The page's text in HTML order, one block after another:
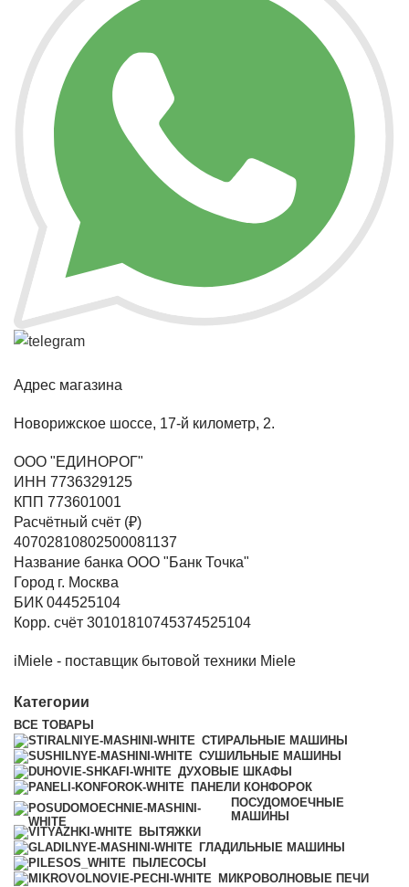
Адрес магазина
Новорижское шоссе, 17-й километр, 2.
ООО "ЕДИНОРОГ"
ИНН 7736329125
КПП 773601001
Расчётный счёт (₽)
40702810802500081137
Название банка ООО "Банк Точка"
Город г. Москва
БИК 044525104
Корр. счёт 30101810745374525104
iMiele - поставщик бытовой техники Miele
Категории
ВСЕ ТОВАРЫ
СТИРАЛЬНЫЕ МАШИНЫ
СУШИЛЬНЫЕ МАШИНЫ
ДУХОВЫЕ ШКАФЫ
ПАНЕЛИ КОНФОРОК
ПОСУДОМОЕЧНЫЕ
МАШИНЫ
ВЫТЯЖКИ
ГЛАДИЛЬНЫЕ МАШИНЫ
ПЫЛЕСОСЫ
МИКРОВОЛНОВЫЕ ПЕЧИ